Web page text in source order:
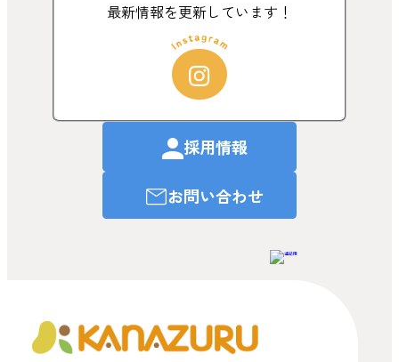
最新情報を更新しています！
お問い合わせ
採用情報